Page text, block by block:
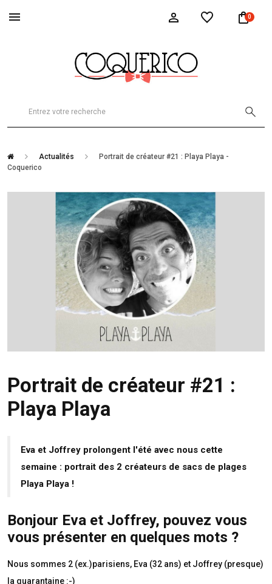
0
Actualités
Portrait de créateur #21 : Playa Playa -
Coquerico
Portrait de créateur #21 :
Playa Playa
Eva et Joffrey prolongent l'été avec nous cette
semaine : portrait des 2 créateurs de sacs de plages
Playa Playa !
Bonjour Eva et Joffrey, pouvez vous
vous présenter en quelques mots ?
Nous sommes 2 (ex.)parisiens, Eva (32 ans) et Joffrey (presque)
la quarantaine :-)